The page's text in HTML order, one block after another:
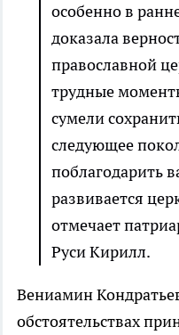
особенно в
доказала
православной
трудные
сумели
следующее
поблагодарить
развивается
отмечает
Руси Кирилл.
Вениамин
обстоятельствах